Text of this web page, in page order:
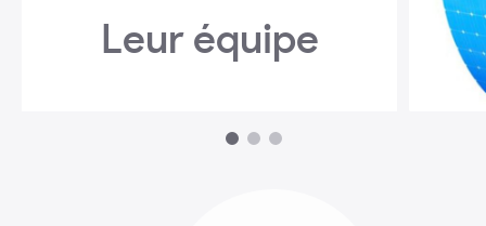
Leur équipe
1 2 3